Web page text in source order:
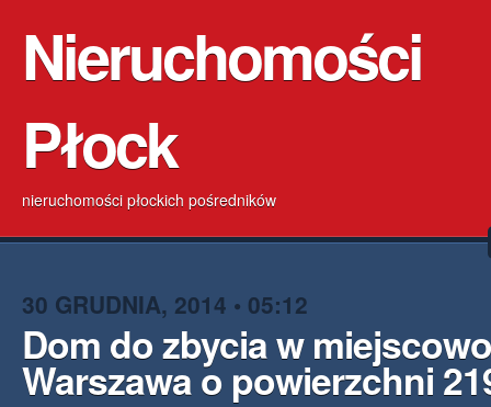
Nieruchomości
Płock
nieruchomości płockich pośredników
30 GRUDNIA, 2014 • 05:12
Dom do zbycia w
Warszawa o powierzchni